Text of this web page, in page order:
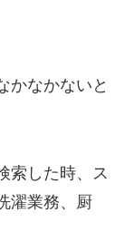
かなかないと
索した時、ス
濯業務、厨